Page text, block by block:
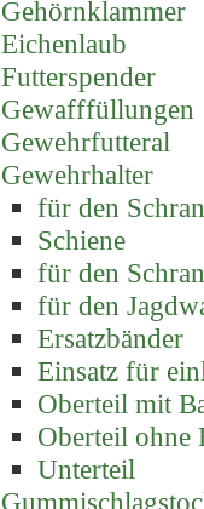
Gehörnklammer
Eichenlaub
Futterspender
Gewafffüllungen
Gewehrfutteral
Gewehrhalter
für den
Schiene
für den
für den
Ersatzbänder
Einsatz für
Oberteil mit
Oberteil ohne
Unterteil